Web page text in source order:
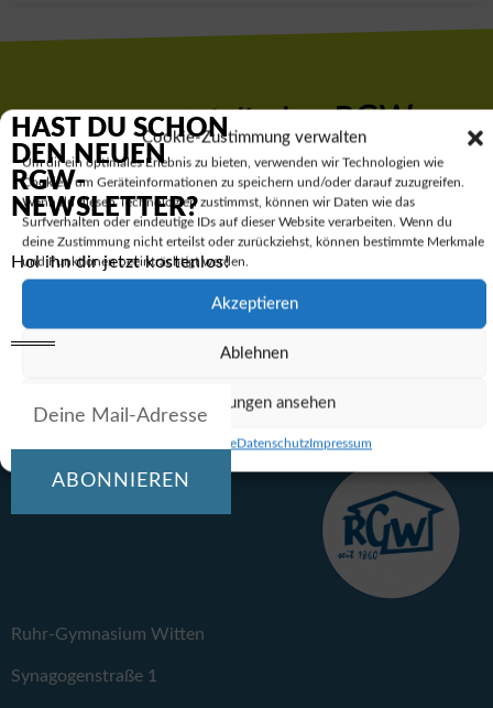
Cookie-Zustimmung verwalten
Um dir ein optimales Erlebnis zu bieten, verwenden wir Technologien wie
Cookies, um Geräteinformationen zu speichern und/oder darauf zuzugreifen.
Wenn du diesen Technologien zustimmst, können wir Daten wie das
Surfverhalten oder eindeutige IDs auf dieser Website verarbeiten. Wenn du
deine Zustimmung nicht erteilst oder zurückziehst, können bestimmte Merkmale
und Funktionen beeinträchtigt werden.
Akzeptieren
Ablehnen
Einstellungen ansehen
Cookie-RichtlinieDatenschutzImpressum
Hol dir den RGW-
Newsletter:
Abonnieren
Ruhr-Gymnasium Witten
Synagogenstraße 1
HAST DU SCHON
DEN NEUEN
RGW-
NEWSLETTER?
Hol ihn dir jetzt kostenlos!
ABONNIEREN